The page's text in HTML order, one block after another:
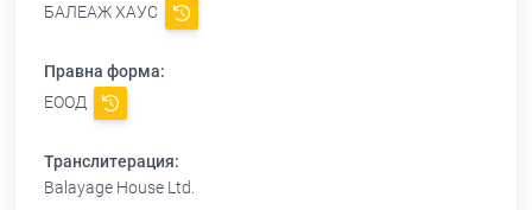
БАЛЕАЖ ХАУС
Правна форма:
ЕООД
Транслитерация:
Balayage House Ltd.